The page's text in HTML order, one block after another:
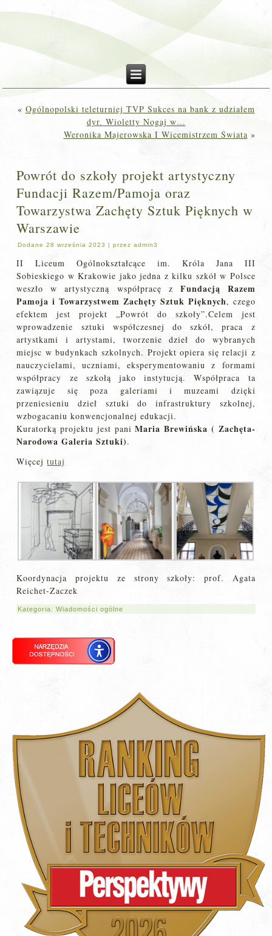
« Ogólnopolski teleturniej TVP Sukces na bank z udziałem
dyr. Wioletty Nogaj w…
Weronika Majerowska I Wicemistrzem Świata »
Powrót do szkoły projekt artystyczny
Fundacji Razem/Pamoja oraz
Towarzystwa Zachęty Sztuk Pięknych w
Warszawie
Dodane 28 września 2023 |przez admin3
II Liceum Ogólnokształcące im. Króla Jana III
Sobieskiego w Krakowie jako jedna z kilku szkół w Polsce
weszło w artystyczną współpracę z Fundacją Razem
Pamoja i Towarzystwem Zachęty Sztuk Pięknych, czego
efektem jest projekt „Powrót do szkoły”.Celem jest
wprowadzenie sztuki współczesnej do szkół, praca z
artystkami i artystami, tworzenie dzieł do wybranych
miejsc w budynkach szkolnych. Projekt opiera się relacji z
nauczycielami, uczniami, eksperymentowaniu z formami
współpracy ze szkołą jako instytucją. Współpraca ta
zawiązuje się poza galeriami i muzeami dzięki
przeniesieniu dzieł sztuki do infrastruktury szkolnej,
wzbogacaniu konwencjonalnej edukacji.
Kuratorką projektu jest paniMaria Brewińska ( Zachęta-
Narodowa Galeria Sztuki).
Więcejtutaj
Koordynacja projektu ze strony szkoły: prof. Agata
Reichet-Zaczek
Kategoria:Wiadomości ogólne